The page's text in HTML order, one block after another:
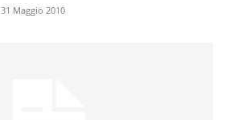
31 Maggio 2010